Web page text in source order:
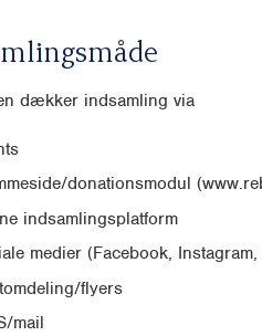
dækker indsamling via
donationsmodul
indsamlingsplatform
medier (Facebook,
flyers
mail